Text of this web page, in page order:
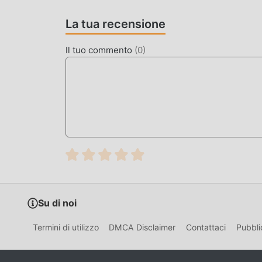
massimo Migliora l'esperienza sensoriale
portato da ナイトコアF 2.2.1
inevitabilmente far sentire le persone
è necessario spendere la maggior parte delle
possono aiutarti facilmente a omettere
SCARICA ORA
Basta fare clic sul pulsante di download per
La tua recensione
Il tuo commento (0)
Su di noi
Termini di utilizzo DMCA Disclaimer Contattaci